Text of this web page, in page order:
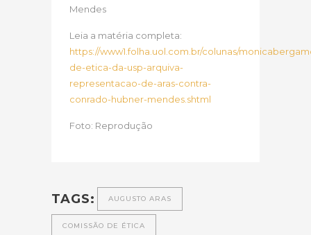
Mendes
Leia a matéria completa:
https://www1.folha.uol.com.br/colunas/
de-etica-da-usp-arquiva-
representacao-de-aras-contra-
conrado-hubner-mendes.shtml
Foto: Reprodução
TAGS: AUGUSTO ARAS
COMISSÃO DE ÉTICA